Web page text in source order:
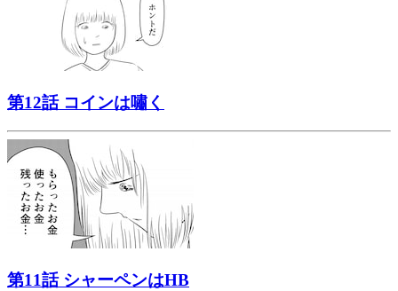
第12話 コインは嘯く
第11話 シャーペンはHB